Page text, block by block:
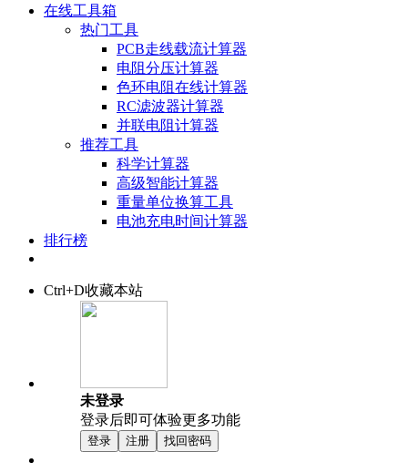
在线工具箱
热门工具
PCB走线载流计算器
电阻分压计算器
色环电阻在线计算器
RC滤波器计算器
并联电阻计算器
推荐工具
科学计算器
高级智能计算器
重量单位换算工具
电池充电时间计算器
排行榜
Ctrl+D收藏本站
未登录
登录后即可体验更多功能
登录 注册 找回密码